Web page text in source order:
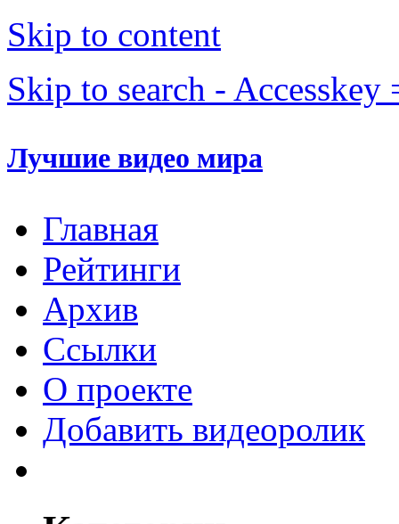
Skip to content
Skip to search - Accesskey
Лучшие видео мира
Главная
Рейтинги
Архив
Ссылки
О проекте
Добавить видеоролик